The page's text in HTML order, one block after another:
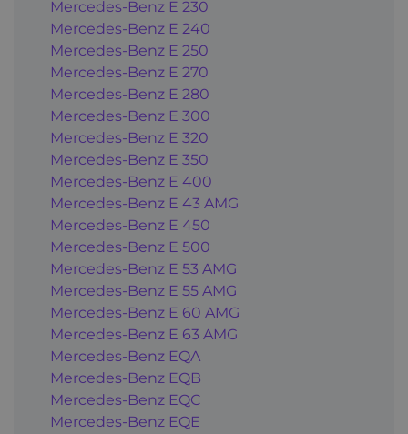
Mercedes-Benz E 230
Mercedes-Benz E 240
Mercedes-Benz E 250
Mercedes-Benz E 270
Mercedes-Benz E 280
Mercedes-Benz E 300
Mercedes-Benz E 320
Mercedes-Benz E 350
Mercedes-Benz E 400
Mercedes-Benz E 43 AMG
Mercedes-Benz E 450
Mercedes-Benz E 500
Mercedes-Benz E 53 AMG
Mercedes-Benz E 55 AMG
Mercedes-Benz E 60 AMG
Mercedes-Benz E 63 AMG
Mercedes-Benz EQA
Mercedes-Benz EQB
Mercedes-Benz EQC
Mercedes-Benz EQE